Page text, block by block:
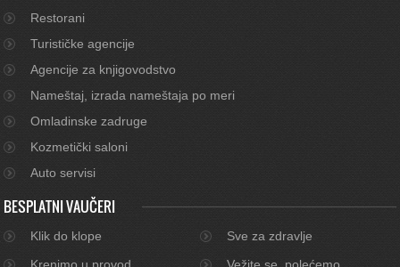
Restorani
Turističke agencije
Agencije za knjigovodstvo
Nameštaj, izrada nameštaja po meri
Omladinske zadruge
Kozmetički saloni
Auto servisi
BESPLATNI VAUČERI
Klik do klope
Sve za zdravlje
Krenimo u provod
Vežite se, polećemo